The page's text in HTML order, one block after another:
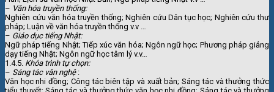
– Văn hóa truyền thống:
Nghiên cứu văn hóa truyền thống; Nghiên cứu Dân tục học; Nghiên cứu thư
pháp; Luận về văn hóa truyền thống v.v …
– Giáo dục tiếng Nhật:
Ngữ pháp tiếng Nhật; Tiếp xúc văn hóa; Ngôn ngữ học; Phương pháp giảng
dạy tiếng Nhật; Ngôn ngữ học tâm lý v.v…
1.4.5. Khóa trình tự chọn:
– Sáng tác văn nghệ :
Văn học nhi đồng; Công tác biên tập và xuất bản; Sáng tác và thưởng thức